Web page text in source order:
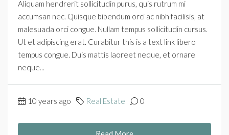
Aliquam hendrerit sollicitudin purus, quis rutrum mi
accumsan nec. Quisque bibendum orci ac nibh facilisis, at
malesuada orci congue. Nullam tempus sollicitudin cursus.
Ut et adipiscing erat. Curabitur this is a text link libero
tempus congue. Duis mattis laoreet neque, et ornare
neque...
10 years ago Real Estate 0